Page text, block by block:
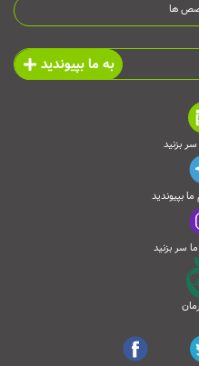
ها
به ما بپیوندید
بزنید
ما بپیوندید
سر بزنید